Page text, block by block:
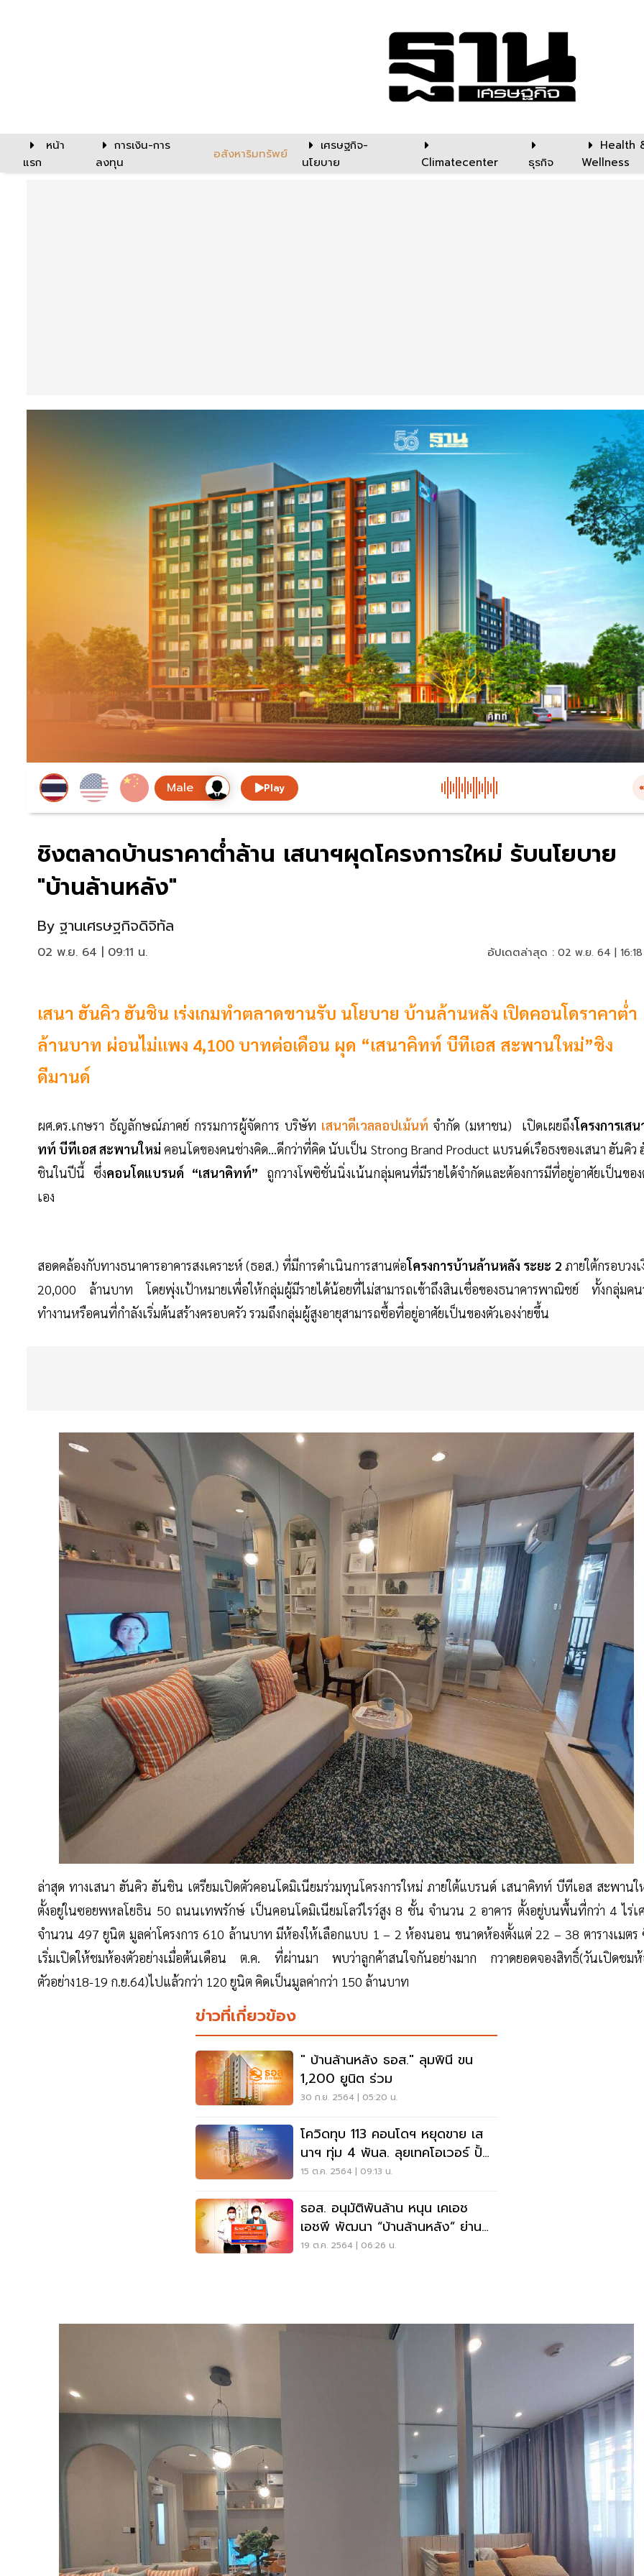
หน้า
แรก
การเงิน-การ
ลงทุน
อสังหาริมทรัพย์
เศรษฐกิจ-
นโยบาย
Climatecenter ธุรกิจ
Health
Wellness
Play
ชิงตลาดบ้านราคาต่ำล้าน เสนาฯผุดโครงการใหม่ รับนโยบาย
"บ้านล้านหลัง"
By ฐานเศรษฐกิจดิจิทัล
02 พ.ย. 64 | 09:11 น. อัปเดตล่าสุด : 02 พ.ย. 64 |
เสนา ฮันคิว ฮันชิน เร่งเกมทำตลาดขานรับ นโยบาย บ้านล้านหลัง เปิดคอนโดราคาต่ำ
ล้านบาท ผ่อนไม่แพง 4,100 บาทต่อเดือน ผุด “เสนาคิทท์ บีทีเอส สะพานใหม่”ชิง
ดีมานด์
ผศ.ดร.เกษรา ธัญลักษณ์ภาคย์ กรรมการผู้จัดการ บริษัท เสนาดีเวลลอปเม้นท์ จำกัด (มหาชน) เปิดเผยถึงโครงการเส
ทท์ บีทีเอส สะพานใหม่ คอนโดของคนช่างคิด...ดีกว่าที่คิด นับเป็น Strong Brand Product แบรนด์เรือธงของเสนา ฮันคิว
ชินในปีนี้ ซึ่งคอนโดแบรนด์ “เสนาคิทท์” ถูกวางโพซิชั่นนิ่งเน้นกลุ่มคนที่มีรายได้จำกัดและต้องการมีที่อยู่อาศัยเป็นของ
เอง
สอดคล้องกับทางธนาคารอาคารสงเคราะห์ (ธอส.) ที่มีการดำเนินการสานต่อโครงการบ้านล้านหลัง ระยะ 2 ภายใต้กรอบวง
20,000 ล้านบาท โดยพุ่งเป้าหมายเพื่อให้กลุ่มผู้มีรายได้น้อยที่ไม่สามารถเข้าถึงสินเชื่อของธนาคารพาณิชย์ ทั้งกลุ่มคน
ทำงานหรือคนที่กำลังเริ่มต้นสร้างครอบครัว รวมถึงกลุ่มผู้สูงอายุสามารถซื้อที่อยู่อาศัยเป็นของตัวเองง่ายขึ้น
ล่าสุด ทางเสนา ฮันคิว ฮันชิน เตรียมเปิดตัวคอนโดมิเนียมร่วมทุนโครงการใหม่ ภายใต้แบรนด์ เสนาคิทท์ บีทีเอส สะพานใ
ตั้งอยู่ในซอยพหลโยธิน 50 ถนนเทพรักษ์ เป็นคอนโดมิเนียมโลว์ไรว์สูง 8 ชั้น จำนวน 2 อาคาร ตั้งอยู่บนพื้นที่กว่า 4 ไร่เ
จำนวน 497 ยูนิต มูลค่าโครงการ 610 ล้านบาท มีห้องให้เลือกแบบ 1 – 2 ห้องนอน ขนาดห้องตั้งแต่ 22 – 38 ตารางเมตร
เริ่มเปิดให้ชมห้องตัวอย่างเมื่อต้นเดือน ต.ค. ที่ผ่านมา พบว่าลูกค้าสนใจกันอย่างมาก กวาดยอดจองสิทธิ์(วันเปิดชมห้
ตัวอย่าง18-19 ก.ย.64)ไปแล้วกว่า 120 ยูนิต คิดเป็นมูลค่ากว่า 150 ล้านบาท
ข่าวที่เกี่ยวข้อง
" บ้านล้านหลัง ธอส." ลุมพินี ขน
1,200 ยูนิต ร่วม
30 ก.ย. 2564 | 05:20 น.
โควิดทุบ 113 คอนโดฯ หยุดขาย เส
นาฯ ทุ่ม 4 พันล. ลุยเทคโอเวอร์ ปั้น
แบรนด์ FLEXI
15 ต.ค. 2564 | 09:13 น.
ธอส. อนุมัติพันล้าน หนุน เคเอช
เอชพี พัฒนา “บ้านล้านหลัง” ย่าน
นนทบุรี
19 ต.ค. 2564 | 06:26 น.